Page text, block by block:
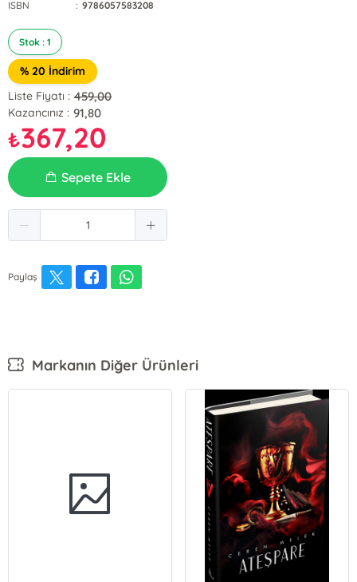
ISBN : 9786057583208
Stok : 1
% 20 İndirim
Liste Fiyatı : 459,00
Kazancınız : 91,80
₺367,20
Sepete Ekle
Paylaş
Markanın Diğer Ürünleri